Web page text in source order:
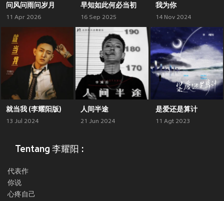
问风问雨问岁月
11 Apr 2026
早知如此何必当初
16 Sep 2025
我为你
14 Nov 2024
就当我 (李耀阳版)
13 Jul 2024
人间半途
21 Jun 2024
是爱还是算计
11 Agt 2023
Tentang 李耀阳 :
代表作
你说
心疼自己